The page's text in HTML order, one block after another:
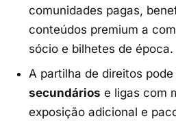
comunidades pagas,
conteúdos premium a
sócio e bilhetes de época.
A partilha de direitos
secundários e ligas com
exposição adicional e